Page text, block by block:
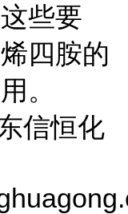
些要
四胺的
。
信恒化